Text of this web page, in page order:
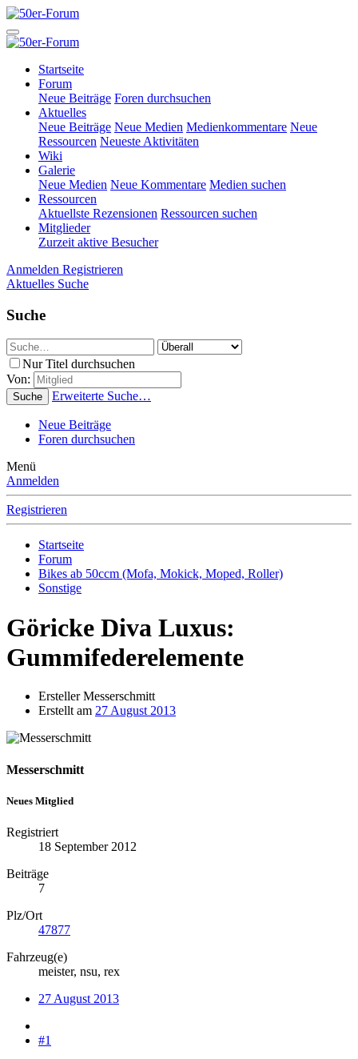
Startseite
Forum
Neue Beiträge Foren durchsuchen
Aktuelles
Neue Beiträge Neue Medien Medienkommentare Neue
Ressourcen Neueste Aktivitäten
Wiki
Galerie
Neue Medien Neue Kommentare Medien suchen
Ressourcen
Aktuellste Rezensionen Ressourcen suchen
Mitglieder
Zurzeit aktive Besucher
Anmelden Registrieren
Aktuelles Suche
Suche
Nur Titel durchsuchen
Von:
Suche Erweiterte Suche…
Neue Beiträge
Foren durchsuchen
Menü
Anmelden
Registrieren
Startseite
Forum
Bikes ab 50ccm (Mofa, Mokick, Moped, Roller)
Sonstige
Göricke Diva Luxus:
Gummifederelemente
ErstellerMesserschmitt
Erstellt am 27 August 2013
Messerschmitt
Neues Mitglied
Registriert
18 September 2012
Beiträge
7
Plz/Ort
47877
Fahrzeug(e)
meister, nsu, rex
27 August 2013
#1